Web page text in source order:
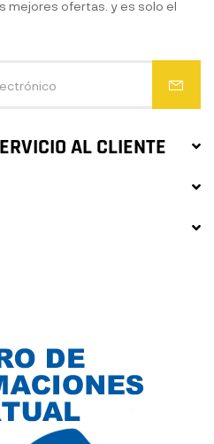
AL CLIENTE
mejores ofertas. y es solo el